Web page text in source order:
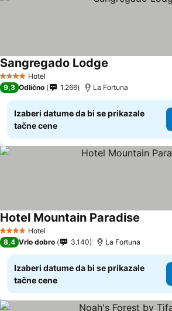
4 ZvezdiceHotel
Sangregado Lodge
9,3 Odlično 1.266 La Fortuna
Izaberi datume da bi se prikazale
tačne cene
4 ZvezdiceHotel
Hotel Mountain Paradise
8,4 Vrlo dobro 3.140 La Fortuna
Izaberi datume da bi se prikazale
tačne cene